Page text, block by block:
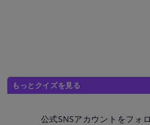
もっとクイズを見る
公式SNSアカウントをフォ